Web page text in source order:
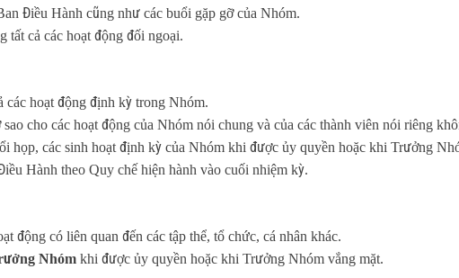
Điều Hành cũng như các buổi gặp gỡ của Nhóm.
cả các hoạt động đối ngoại.
các hoạt động định kỳ trong Nhóm.
cho các hoạt động của Nhóm nói chung và của các thành viên nói riêng
họp, các sinh hoạt định kỳ của Nhóm khi được ủy quyền hoặc khi Trưởng
Hành theo Quy chế hiện hành vào cuối nhiệm kỳ.
động có liên quan đến các tập thể, tổ chức, cá nhân khác.
Nhóm khi được ủy quyền hoặc khi Trưởng Nhóm vắng mặt.